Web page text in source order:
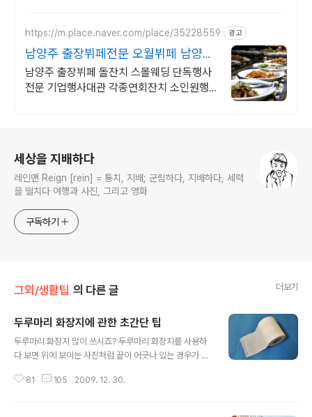
https://m.place.naver.com/place/35228559 광고
남양주 출장뷔페전문 오월뷔페 남양주
프리미엄 행사전문뷔페
남양주 출장뷔페 돌잔치 스몰웨딩 단독행사
전문 기업행사대관 각종연회잔치 소인원행
세상을 지배하다
레인맨 Reign [rein] = 통치, 지배; 군림하다, 지배하다, 세력
을 떨치다 여행과 사진, 그리고 영화
구독하기
그외/생활팁 의 다른 글 더보기
두루마리 화장지에 관한 초간단 팁
두루마리 화장지 많이 쓰시죠? 두루마리 화장지를 사용하
다 보면 위에 보이는 사진처럼 끝이 어긋나 있는 경우가 종
서 소개해 드릴까 합니다. 오늘 화장실에서 큰 일을 치르다
81 105 2009. 12. 30.